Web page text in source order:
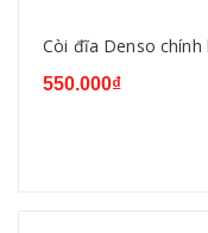
Còi đĩa Denso chính
550.000₫